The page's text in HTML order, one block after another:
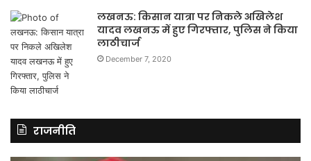
लखनऊ: किसान यात्रा पर निकले अखिलेश
यादव लखनऊ में हुए गिरफ्तार, पुलिस ने किया
लाठीचार्ज
December 7, 2020
राजनीति